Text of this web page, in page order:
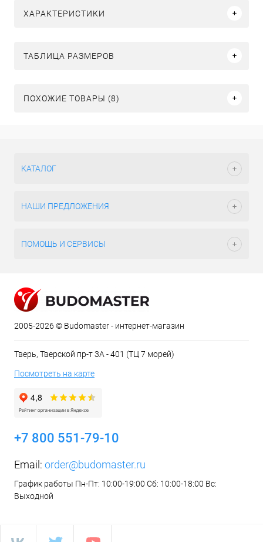
ХАРАКТЕРИСТИКИ
ТАБЛИЦА РАЗМЕРОВ
ПОХОЖИЕ ТОВАРЫ (8)
КАТАЛОГ
НАШИ ПРЕДЛОЖЕНИЯ
ПОМОЩЬ И СЕРВИСЫ
2005-2026 © Budomaster - интернет-магазин
Тверь, Тверской пр-т 3А - 401 (ТЦ 7 морей)
Посмотреть на карте
+7 800 551-79-10
Email: order@budomaster.ru
График работы Пн-Пт: 10:00-19:00 Сб: 10:00-18:00 Вс:
Выходной